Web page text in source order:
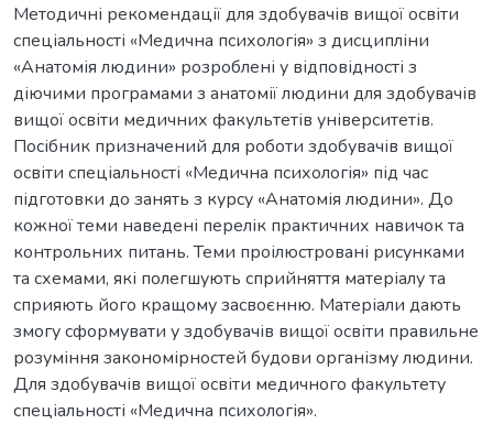
Методичні рекомендації для здобувачів вищої освіти
спеціальності «Медична психологія» з дисципліни
«Анатомія людини» розроблені у відповідності з
діючими програмами з анатомії людини для здобувачів
вищої освіти медичних факультетів університетів.
Посібник призначений для роботи здобувачів вищої
освіти спеціальності «Медична психологія» під час
підготовки до занять з курсу «Анатомія людини». До
кожної теми наведені перелік практичних навичок та
контрольних питань. Теми проілюстровані рисунками
та схемами, які полегшують сприйняття матеріалу та
сприяють його кращому засвоєнню. Матеріали дають
змогу сформувати у здобувачів вищої освіти правильне
розуміння закономірностей будови організму людини.
Для здобувачів вищої освіти медичного факультету
спеціальності «Медична психологія».